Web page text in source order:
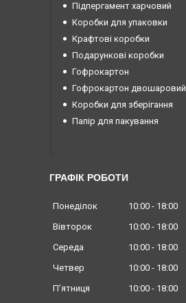
Підпергамент харчовий
Коробки для упаковки
Крафтові коробки
Подарункові коробки
Гофрокартон
Гофрокартон двошаровий
Коробки для зберігання
Папір для пакування
ГРАФІК РОБОТИ
Понеділок 10:00
18:00
Вівторок
10:00
18:00
Середа
10:00
18:00
Четвер
10:00
18:00
Пʼятниця
10:00 18:00